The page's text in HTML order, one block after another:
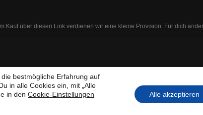
Kauf über diesen Link verdienen wir eine kleine Provision. Für dich
bestmögliche Erfahrung auf
in alle Cookies ein, mit „Alle
in den Cookie-Einstellungen
Alle akzeptieren